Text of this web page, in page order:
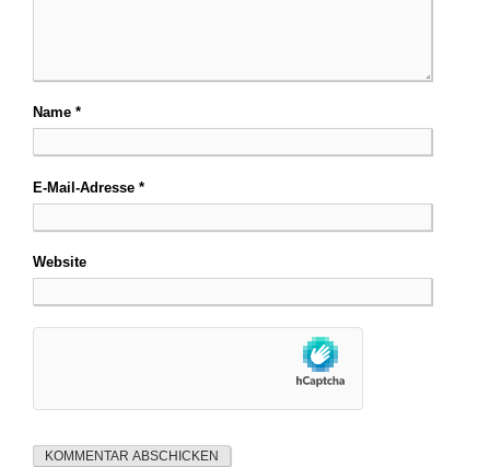
Name *
E-Mail-Adresse *
Website